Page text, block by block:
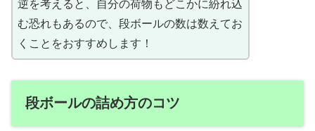
逆を考えると、自分の荷物もどこかに紛れ込
む恐れもあるので、段ボールの数は数えてお
くことをおすすめします！
段ボールの詰め方のコツ